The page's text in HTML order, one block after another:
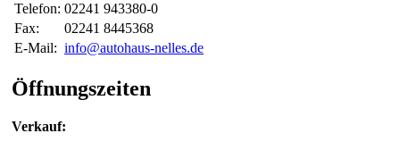
Telefon: 02241 943380-0
Fax:
02241 8445368
E-Mail: info@autohaus-nelles.de
Öffnungszeiten
Verkauf: